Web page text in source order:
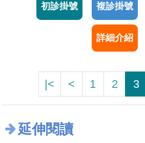
初診掛號 複診掛號
詳細介紹
|< < 1 2 3
延伸閱讀